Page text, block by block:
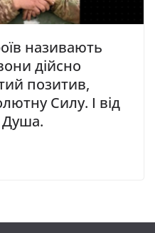
називають
дійсно
позитив,
Силу. І від
Душа.